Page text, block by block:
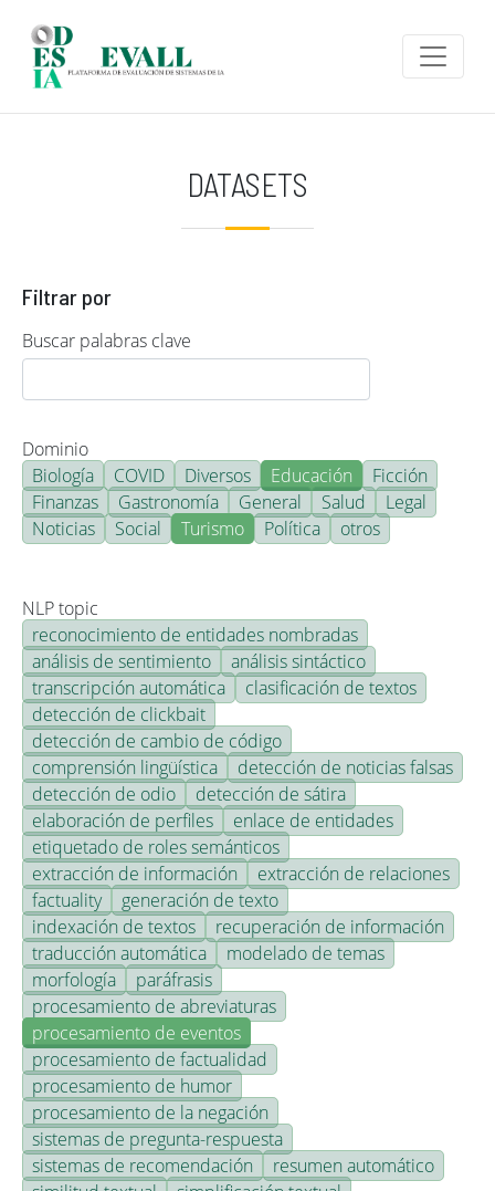
DATASETS
Filtrar por
Buscar palabras clave
Dominio
Biología
COVID Diversos Educación
Ficción
Finanzas
Gastronomía General Salud
Legal
Noticias
Social Turismo Política otros
NLP topic
reconocimiento de entidades nombradas
análisis de sentimiento
análisis sintáctico
transcripción automática
clasificación de textos
detección de clickbait
detección de cambio de código
comprensión lingüística
detección de noticias falsas
detección de odio
detección de sátira
elaboración de perfiles
enlace de entidades
etiquetado de roles semánticos
extracción de información
extracción de relaciones
factuality
generación de texto
indexación de textos
recuperación de información
traducción automática
modelado de temas
morfología
paráfrasis
procesamiento de abreviaturas
procesamiento de eventos
procesamiento de factualidad
procesamiento de humor
procesamiento de la negación
sistemas de pregunta-respuesta
sistemas de recomendación
resumen automático